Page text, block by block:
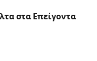
στα Επείγοντα